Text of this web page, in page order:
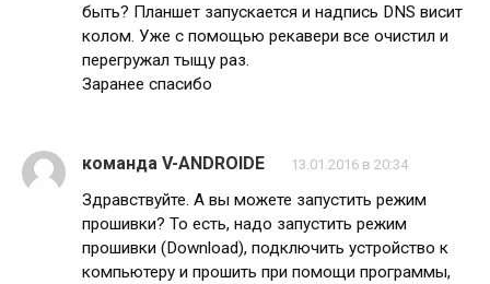
быть? Планшет запускается и надпись DNS висит
колом. Уже с помощью рекавери все очистил и
перегружал тыщу раз.
Заранее спасибо
команда V-ANDROIDE 13.01.2016 в 20:34
Здравствуйте. А вы можете запустить режим
прошивки? То есть, надо запустить режим
прошивки (Download), подключить устройство к
компьютеру и прошить при помощи программы,